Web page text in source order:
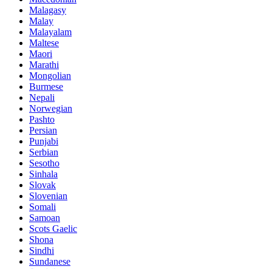
Malagasy
Malay
Malayalam
Maltese
Maori
Marathi
Mongolian
Burmese
Nepali
Norwegian
Pashto
Persian
Punjabi
Serbian
Sesotho
Sinhala
Slovak
Slovenian
Somali
Samoan
Scots Gaelic
Shona
Sindhi
Sundanese